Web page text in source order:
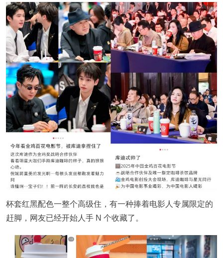
杯套红黑配色一整个高级住，有一种捧着电影人专属限定的
赶脚，网友已经开始人手 N 个收藏了。